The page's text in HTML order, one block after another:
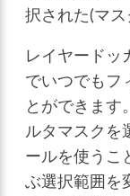
択された(マス
レイヤードッ
でいつでもフ
とができます
ルタマスクを
ールを使うこ
ぶ選択範囲を